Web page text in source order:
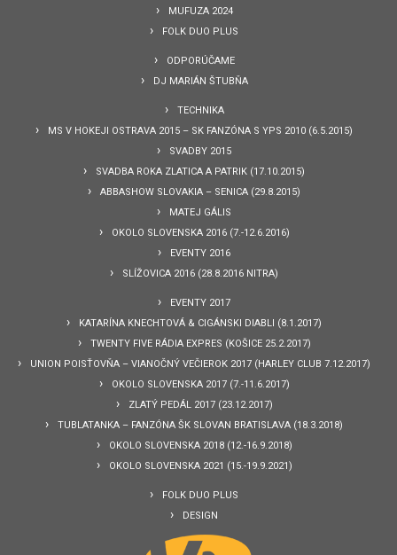
MUFUZA 2024
FOLK DUO PLUS
ODPORÚČAME
DJ MARIÁN ŠTUBŇA
TECHNIKA
MS V HOKEJI OSTRAVA 2015 – SK FANZÓNA S YPS 2010 (6.5.2015)
SVADBY 2015
SVADBA ROKA ZLATICA A PATRIK (17.10.2015)
ABBASHOW SLOVAKIA – SENICA (29.8.2015)
MATEJ GÁLIS
OKOLO SLOVENSKA 2016 (7.-12.6.2016)
EVENTY 2016
SLÍŽOVICA 2016 (28.8.2016 NITRA)
EVENTY 2017
KATARÍNA KNECHTOVÁ & CIGÁNSKI DIABLI (8.1.2017)
TWENTY FIVE RÁDIA EXPRES (KOŠICE 25.2.2017)
UNION POISŤOVŇA – VIANOČNÝ VEČIEROK 2017 (HARLEY CLUB 7.12.2017)
OKOLO SLOVENSKA 2017 (7.-11.6.2017)
ZLATÝ PEDÁL 2017 (23.12.2017)
TUBLATANKA – FANZÓNA ŠK SLOVAN BRATISLAVA (18.3.2018)
OKOLO SLOVENSKA 2018 (12.-16.9.2018)
OKOLO SLOVENSKA 2021 (15.-19.9.2021)
FOLK DUO PLUS
DESIGN